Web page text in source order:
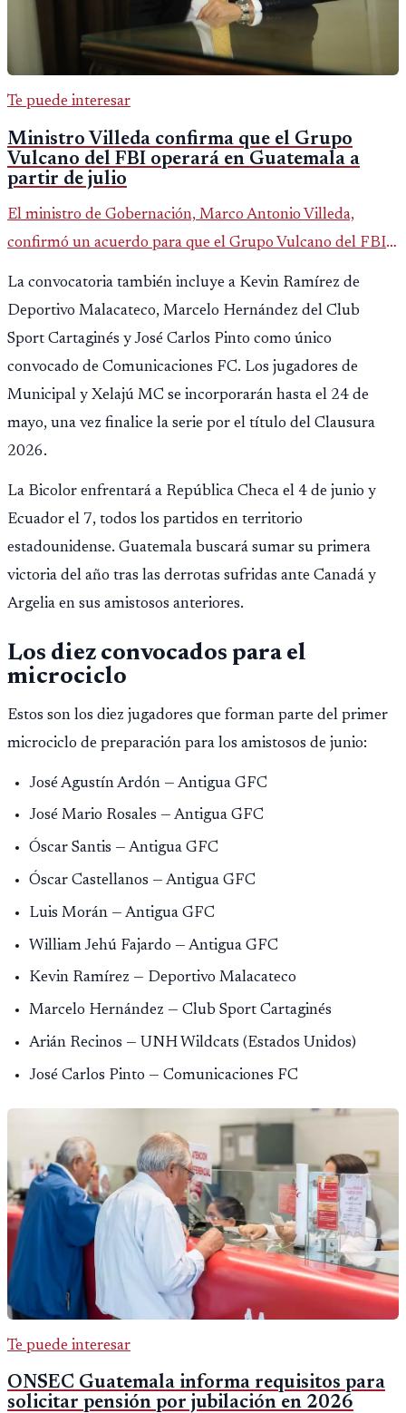
Te puede interesar
Ministro Villeda confirma que el Grupo
Vulcano del FBI operará en Guatemala a
partir de julio
El ministro de Gobernación, Marco Antonio Villeda,
confirmó un acuerdo para que el Grupo Vulcano del FBI
opere en Guatemala a partir de julio, tras un intento
fallido con la administración anterior del Ministerio
Público.
La convocatoria también incluye a Kevin Ramírez de
Deportivo Malacateco, Marcelo Hernández del Club
Sport Cartaginés y José Carlos Pinto como único
convocado de Comunicaciones FC. Los jugadores de
Municipal y Xelajú MC se incorporarán hasta el 24 de
mayo, una vez finalice la serie por el título del Clausura
2026.
La Bicolor enfrentará a República Checa el 4 de junio y
Ecuador el 7, todos los partidos en territorio
estadounidense. Guatemala buscará sumar su primera
victoria del año tras las derrotas sufridas ante Canadá y
Argelia en sus amistosos anteriores.
Los diez convocados para el
microciclo
Estos son los diez jugadores que forman parte del primer
microciclo de preparación para los amistosos de junio:
José Agustín Ardón — Antigua GFC
José Mario Rosales — Antigua GFC
Óscar Santis — Antigua GFC
Óscar Castellanos — Antigua GFC
Luis Morán — Antigua GFC
William Jehú Fajardo — Antigua GFC
Kevin Ramírez — Deportivo Malacateco
Marcelo Hernández — Club Sport Cartaginés
Arián Recinos — UNH Wildcats (Estados Unidos)
José Carlos Pinto — Comunicaciones FC
Te puede interesar
ONSEC Guatemala informa requisitos para
solicitar pensión por jubilación en 2026